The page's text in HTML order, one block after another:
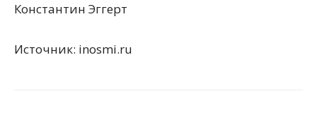
Константин Эггерт
Источник: inosmi.ru